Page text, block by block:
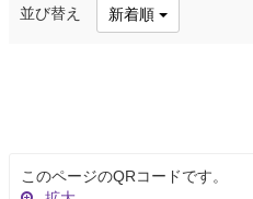
o並び替え 新着順
このページのQRコードです。